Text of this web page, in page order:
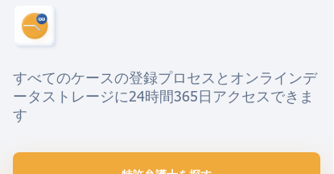
すべてのケースの登録プロセスとオンラインデ
ータストレージに24時間365日アクセスできま
す